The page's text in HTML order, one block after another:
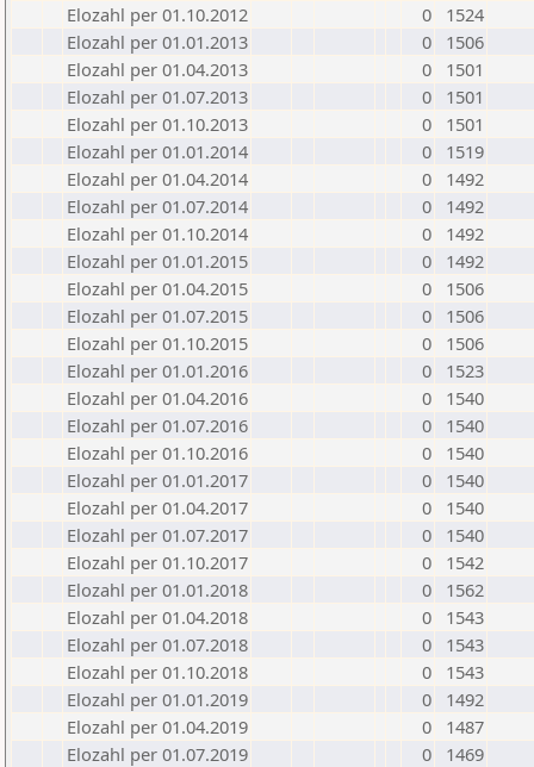
Elozahl per 01.10.2012
0
1524
Elozahl per 01.01.2013
0
1506
Elozahl per 01.04.2013
0
1501
Elozahl per 01.07.2013
0
1501
Elozahl per 01.10.2013
0
1501
Elozahl per 01.01.2014
0
1519
Elozahl per 01.04.2014
0
1492
Elozahl per 01.07.2014
0
1492
Elozahl per 01.10.2014
0
1492
Elozahl per 01.01.2015
0
1492
Elozahl per 01.04.2015
0
1506
Elozahl per 01.07.2015
0
1506
Elozahl per 01.10.2015
0
1506
Elozahl per 01.01.2016
0
1523
Elozahl per 01.04.2016
0
1540
Elozahl per 01.07.2016
0
1540
Elozahl per 01.10.2016
0
1540
Elozahl per 01.01.2017
0
1540
Elozahl per 01.04.2017
0
1540
Elozahl per 01.07.2017
0
1540
Elozahl per 01.10.2017
0
1542
Elozahl per 01.01.2018
0
1562
Elozahl per 01.04.2018
0
1543
Elozahl per 01.07.2018
0
1543
Elozahl per 01.10.2018
0
1543
Elozahl per 01.01.2019
0
1492
Elozahl per 01.04.2019
0
1487
Elozahl per 01.07.2019
0
1469